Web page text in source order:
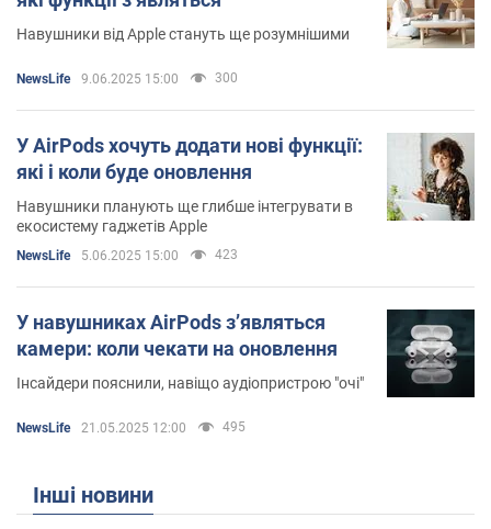
Навушники від Apple стануть ще розумнішими
NewsLife 9.06.2025 15:00 300
У AirPods хочуть додати нові функції:
які і коли буде оновлення
Навушники планують ще глибше інтегрувати в
екосистему гаджетів Apple
NewsLife 5.06.2025 15:00 423
У навушниках AirPods зʼявляться
камери: коли чекати на оновлення
Інсайдери пояснили, навіщо аудіопристрою "очі"
NewsLife 21.05.2025 12:00 495
Інші новини